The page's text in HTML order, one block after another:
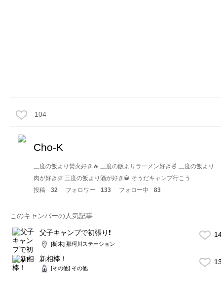
104
Cho-K
三度の飯より焚火好き🔥 三度の飯よりラーメン好き🍜 三度の飯より
肉が好き🍖 三度の飯より酒が好き🥃 そうだキャンプ行こう
投稿
32 フォロワー 133 フォロー中 83
このキャンパーの人気記事
父子キャンプで初張り❗
[栃木] 那珂川ステーション
新相棒！
[その他] その他